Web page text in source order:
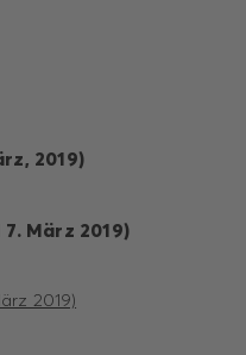
2019)
März 2019)
2019)